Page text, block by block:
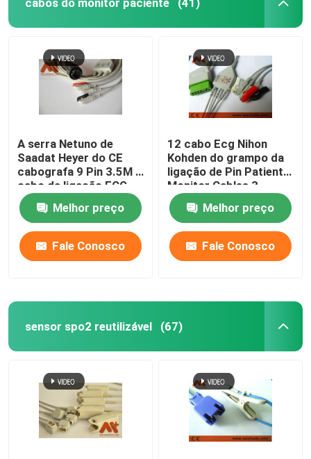
(41)
A serra Netuno de
Saadat Heyer do CE
cabografa 9 Pin 3.5M 3
cabo da ligação ECG
Melhor preço
Fale Conosco
12 cabo Ecg Nihon
Kohden do grampo da
ligação de Pin Patient
Monitor Cables 3
Melhor preço
Fale Conosco
sensor spo2 reutilizável (67)